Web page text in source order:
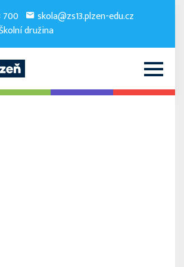
700
skola@zs13.plzen-edu.cz
družina